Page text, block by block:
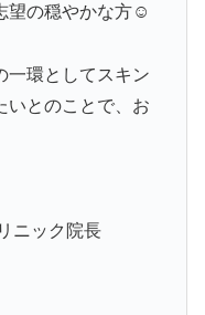
望の穏やかな方☺️
一環としてスキン
いとのことで、お
ニック院長